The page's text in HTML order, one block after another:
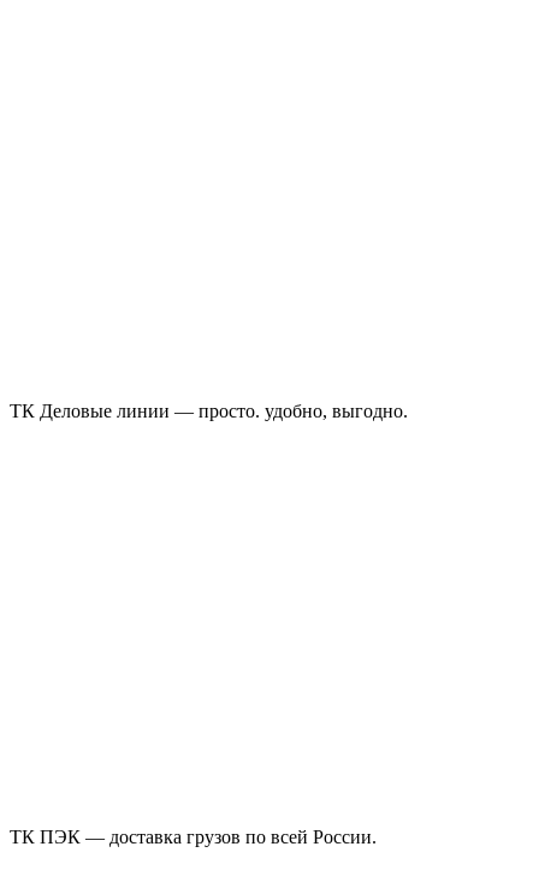
ТК Деловые линии — просто. удобно, выгодно.
ТК ПЭК — доставка грузов по всей России.